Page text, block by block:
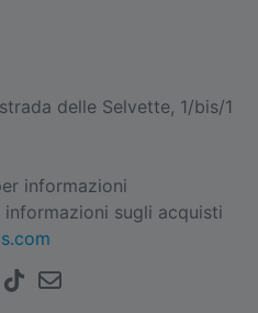
delle Selvette, 1/bis/1
informazioni
informazioni sugli acquisti